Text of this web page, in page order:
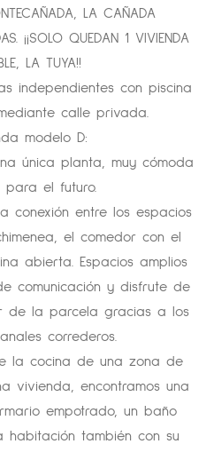
LA CAÑADA
¡¡SOLO QUEDAN 1 VIVIENDA
LA TUYA!!
independientes con piscina
calle privada.
modelo D:
única planta, muy cómoda
el futuro.
conexión entre los espacios
el comedor con el
abierta. Espacios amplios
comunicación y disfrute de
de la parcela gracias a los
correderos.
la cocina de una zona de
vivienda, encontramos una
empotrado, un baño
habitación también con su